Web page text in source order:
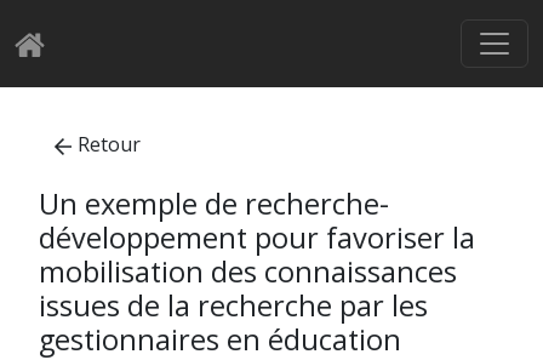
Retour
Un exemple de recherche-
développement pour favoriser la
mobilisation des connaissances
issues de la recherche par les
gestionnaires en éducation